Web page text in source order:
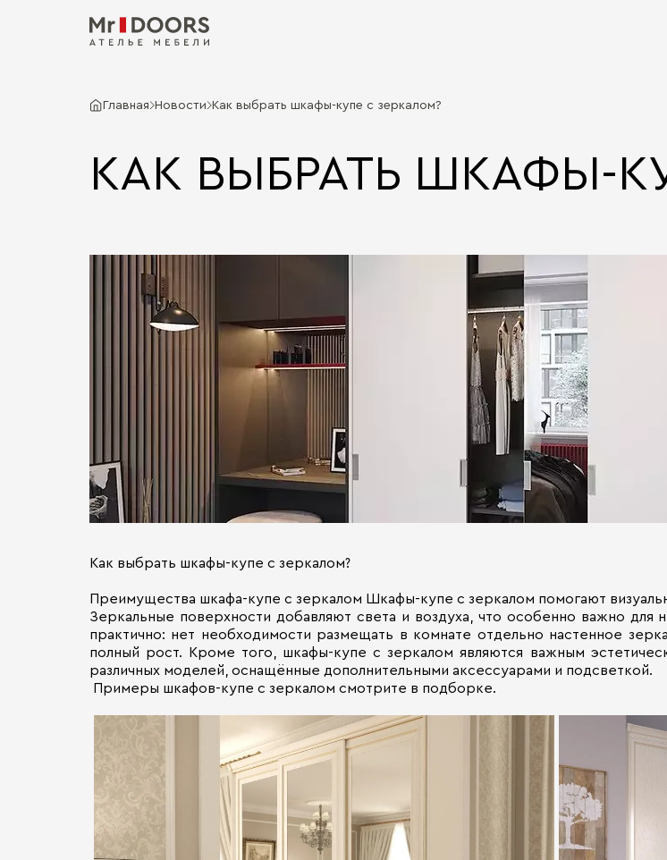
Главная Новости Как выбрать шкафы-купе с зеркалом?
КАК ВЫБРАТЬ ШКАФЫ-
Как выбрать шкафы-купе с зеркалом?
Преимущества шкафа-купе с зеркалом Шкафы-купе с зеркалом помогают
Зеркальные поверхности добавляют света и воздуха, что особенно важно
практично: нет необходимости размещать в комнате отдельно настенное
полный рост. Кроме того, шкафы-купе с зеркалом являются важным
различных моделей, оснащённые дополнительными аксессуарами и подсветкой.
Примеры шкафов-купе с зеркалом смотрите в подборке.